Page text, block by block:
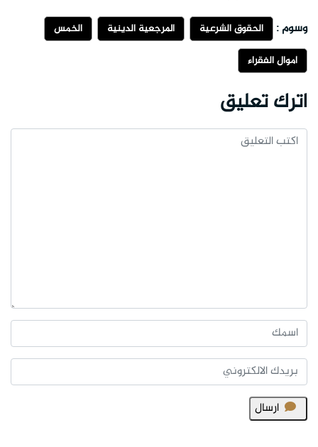
وسوم : الحقوق الشرعية المرجعية الدينية
الخمس
أموال الفقراء
اترك تعليق
ارسال